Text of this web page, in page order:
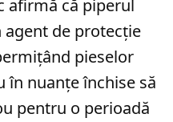
afirmă că piperul
agent de protecție
pieselor
în nuanțe închise să
pentru o perioadă